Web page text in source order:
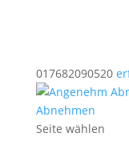
017682090520
Abnehmen
Seite wählen